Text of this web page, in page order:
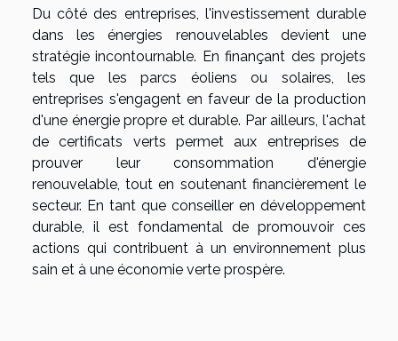
Du côté des entreprises, l'investissement durable
dans les énergies renouvelables devient une
stratégie incontournable. En finançant des projets
tels que les parcs éoliens ou solaires, les
entreprises s'engagent en faveur de la production
d'une énergie propre et durable. Par ailleurs, l'achat
de certificats verts permet aux entreprises de
prouver leur consommation d'énergie
renouvelable, tout en soutenant financièrement le
secteur. En tant que conseiller en développement
durable, il est fondamental de promouvoir ces
actions qui contribuent à un environnement plus
sain et à une économie verte prospère.